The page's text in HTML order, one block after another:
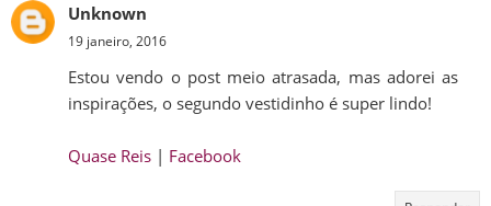
Unknown
19 janeiro, 2016
Estou vendo o post meio atrasada, mas adorei as
inspirações, o segundo vestidinho é super lindo!
Quase Reis | Facebook